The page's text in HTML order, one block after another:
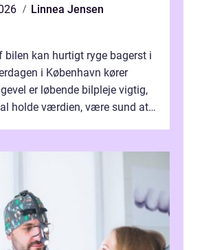
Linnea Jensen
bilen kan hurtigt ryge bagerst i
i København kører
er løbende bilpleje vigtig,
holde værdien, være sund at